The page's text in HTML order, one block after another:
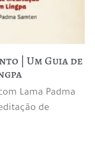
| Um Guia de
Lama Padma
de